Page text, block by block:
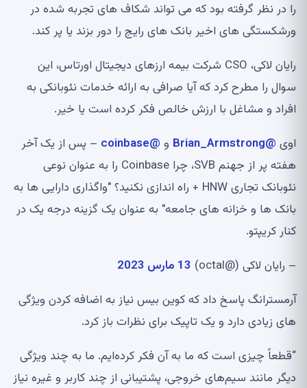
را در نظر گرفته بود که می تواند شکاف های تجربه شده در
ورشکستگی های اخیر بانک های رایج را دور بزند یا پر کند.
رایان لاکی، CSO شرکت بیمه ارزهای دیجیتال اورتاس، این
سوال را مطرح کرد که آیا صرافی به ارائه خدمات نئوبانکی به
افراد و مشاغل با ارزش خالص فکر کرده است یا خیر.
اوی @Brian_Armstrong و @coinbase
– پس از یک آخر
هفته پر از جهنم SVB، چرا Coinbase را به عنوان نوعی
نئوبانک تجاری HNW + راه اندازی نکنید؟ "واگذاری دارایی ها به
بانک ها و خزانه های جامعه" به عنوان یک گزینه درجه یک در
کنار کریپتو.
– رایان لاکی (@octal)
13 مارس 2023
آرمسترانگ پاسخ داد که کوین بیس نیاز به اضافه کردن ویژگی
های زیادی دارد و یک تاپیک برای نظرات باز کرد.
“قطعاً چیزی است که ما به آن فکر کرده‌ایم. ما به چند ویژگی
دیگر مانند سیم‌های خروجی، پشتیبانی از چند کاربر و غیره نیاز